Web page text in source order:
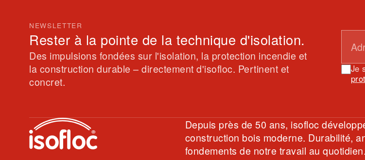
NEWSLETTER
Rester à la pointe de la technique d'isolation.
Des impulsions fondées sur l'isolation, la protection incendie et
la construction durable – directement d'isofloc. Pertinent et
concret.
Je
Depuis près de 50 ans, isofloc
construction bois moderne. Durabilité,
fondements de notre travail au quotidien.